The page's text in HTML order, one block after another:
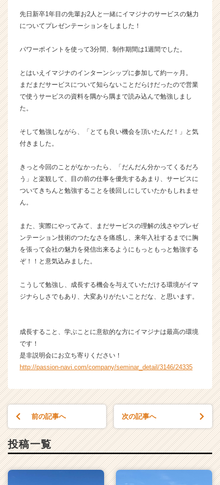
ベ
ン
ャ
長
企
業
ス
が
届
く
サ
ト
チ
ア
ャ
リ
e
r
C
先日新卒1年目の先輩お2人と一緒にイマジナのサービスの魅力
についてプレゼンテーションをしました！
パワーポイントを使って3分間、制作期間は1週間でした。
とはいえイマジナのインターンシップに参加して約一ヶ月。
まだまだサービスについて知らないことだらけだったので営業
で使うサービスの資料を隅から隅まで読み込んで勉強しまし
た。
そして勉強しながら、「とても良い機会を頂いたんだ！」と気
付きました。
きっと今回のことがなかったら、「だんだん分かってくるだろ
う」と楽観して、目の前の仕事を優先するあまり、サービスに
ついてきちんと勉強することを後回しにしていたかもしれませ
ん。
また、実際にやってみて、まだサービスの理解の浅さやプレゼ
ンテーション技術のつたなさを痛感し、来年入社するまでに胸
を張って会社の魅力を発信出来るようにもっともっと勉強する
ぞ！！と意気込みました。
こうして勉強し、成長する機会を与えていただける環境がイマ
ジナらしさでもあり、大変ありがたいことだな、と思います。
成長すること、学ぶことに意欲的な方にイマジナは最高の環境
です！
是非説明会にお立ち寄りください！
http://passion-navi.com/company/seminar_detail/3146/24335
前の記事へ 次の記事へ
投稿一覧